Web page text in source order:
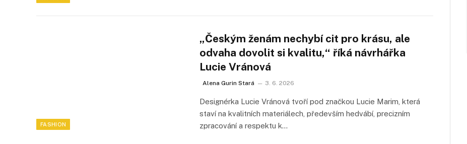
FASHION
„Českým ženám nechybí cit pro krásu, ale
odvaha dovolit si kvalitu,“ říká návrhářka
Lucie Vránová
Alena Gurin Stará 3. 6. 2026
Designérka Lucie Vránová tvoří pod značkou Lucie Marim, která
staví na kvalitních materiálech, především hedvábí, precizním
zpracování a respektu k…